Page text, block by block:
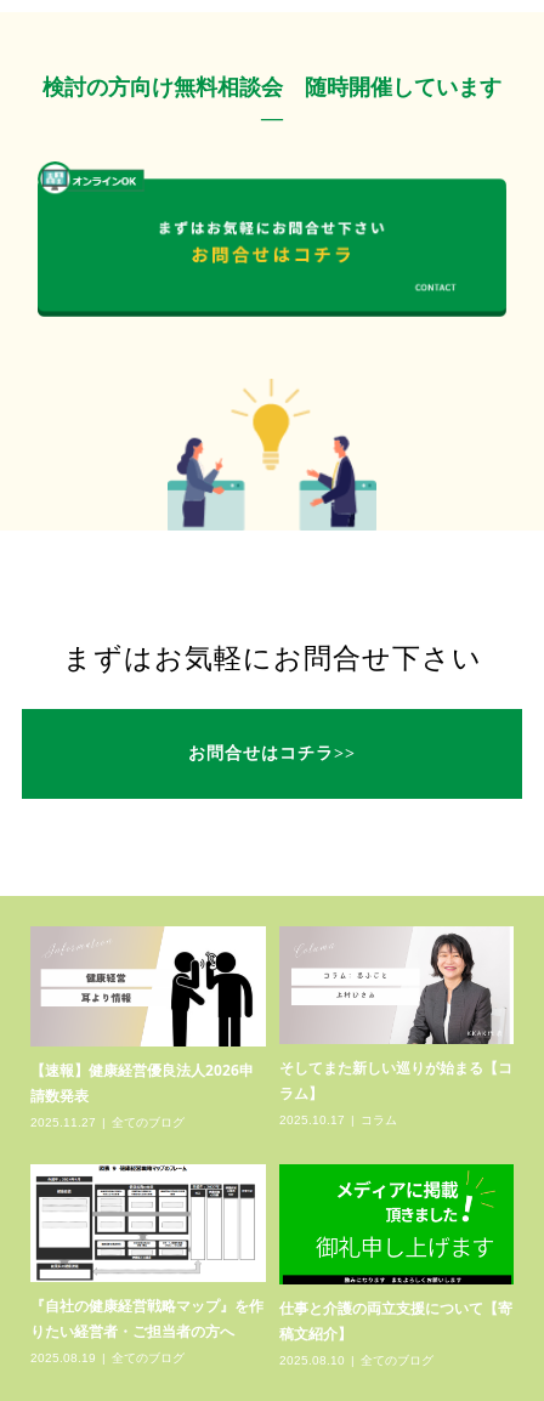
検討の方向け無料相談会 随時開催しています
―
まずはお気軽にお問合せ下さい
お問合せはコチラ>>
熊本地震に対するお見舞い
2026.07.31
健康経営推進の現場から 社会福祉
法人敬天会様（事例報告）
2026.04.14 健康経営推進事例報告
健康経営優良法人２０２６（鹿児島
県関係）まとめ
2026.03.09
健康経営優良法人認定法人
【健康経営推進の現場からレポー
ト】豊栄会様・環境労働安全衛生...
2025.11.30 全てのブログ